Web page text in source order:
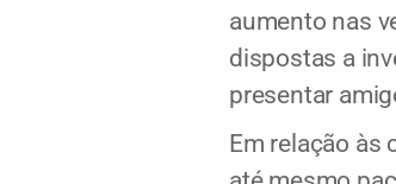
aumento nas
dispostas a
presentar
Em relação às